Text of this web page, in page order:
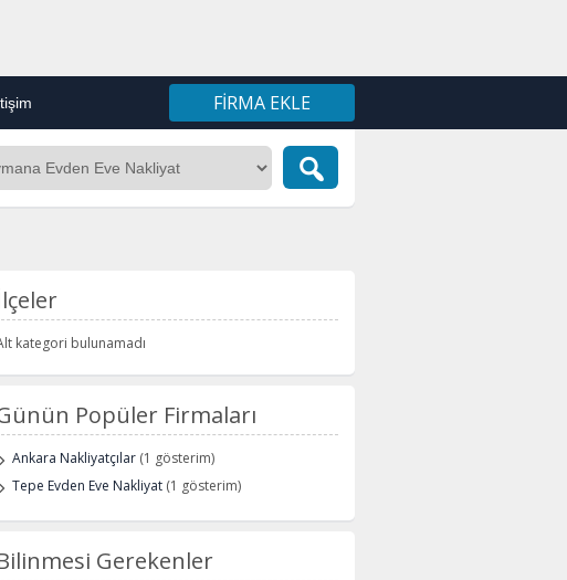
FIRMA EKLE
kategori bulunamadı
Popüler Firmaları
Ankara Nakliyatçılar (1 gösterim)
Tepe Evden Eve Nakliyat (1 gösterim)
Gerekenler